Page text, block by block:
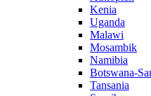
Kenia
Uganda
Malawi
Mosambik
Namibia
Botswana-
Tansania